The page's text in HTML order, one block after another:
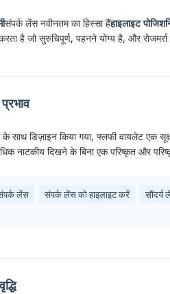
संपर्क लेंस नवीनतम का हिस्सा हैंहाइलाइट
है जो सुरुचिपूर्ण, पहनने योग्य है, और रोजमर्रा
के साथ डिज़ाइन किया गया, फ्लफी वायलेट एक
नाटकीय दिखने के बिना एक परिष्कृत और
लेंस संपर्क लेंस को हाइलाइट करें सौंदर्य